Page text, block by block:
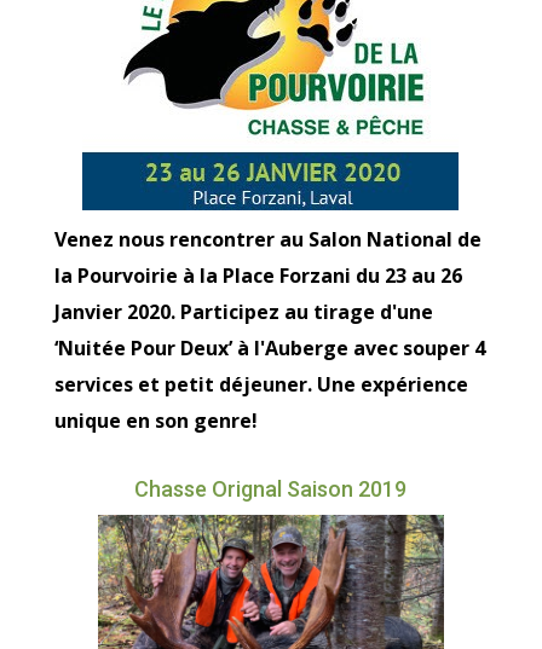
Venez nous rencontrer au Salon National de
la Pourvoirie à la Place Forzani du 23 au 26
Janvier 2020. Participez au tirage d'une
‘Nuitée Pour Deux’ à l'Auberge avec souper 4
services et petit déjeuner. Une expérience
unique en son genre!
Chasse Orignal Saison 2019